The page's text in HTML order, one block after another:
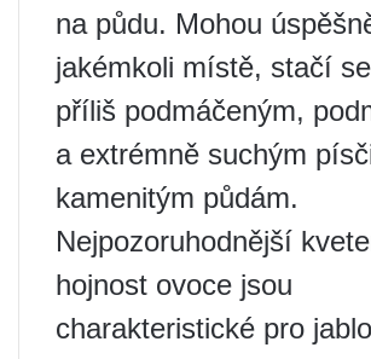
na půdu. Mohou
jakémkoli místě, stačí
příliš podmáčeným,
a extrémně suchým
kamenitým půdám.
Nejpozoruhodnější
hojnost ovoce jsou
charakteristické pro